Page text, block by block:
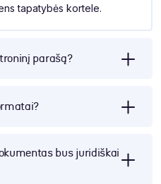
tapatybės kortele.
parašą?
bus juridiškai